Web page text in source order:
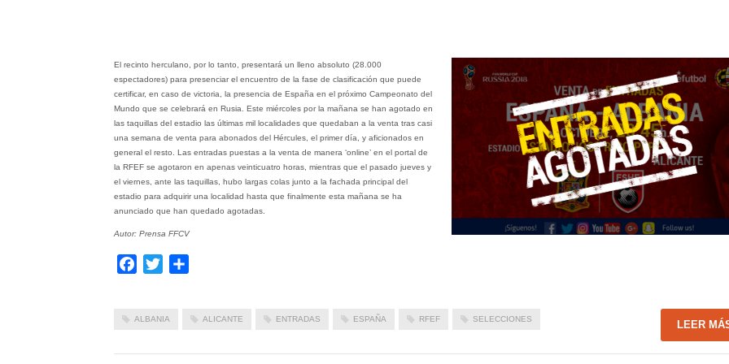
El recinto herculano, por lo tanto, presentará un lleno absoluto (28.000
espectadores) para presenciar el encuentro de la fase de clasificación que puede
certificar, en caso de victoria, la presencia de España en el próximo Campeonato del
Mundo que se celebrará en Rusia. Este miércoles por la mañana se han agotado en
las taquillas del estadio las últimas mil localidades que quedaban a la venta tras casi
una semana de venta para abonados del Hércules, el primer día, y aficionados en
general el resto. Las entradas puestas a la venta de manera ‘online’ en el portal de
la RFEF se agotaron en apenas veinticuatro horas, mientras que el pasado jueves y
el viernes, ante las taquillas, hubo largas colas junto a la fachada principal del
estadio para adquirir una localidad hasta que finalmente esta mañana se ha
anunciado que han quedado agotadas.
Autor: Prensa FFCV
Facebook
Twitter
ALBANIA ALICANTE ENTRADAS ESPAÑA RFEF SELECCIONES LEER